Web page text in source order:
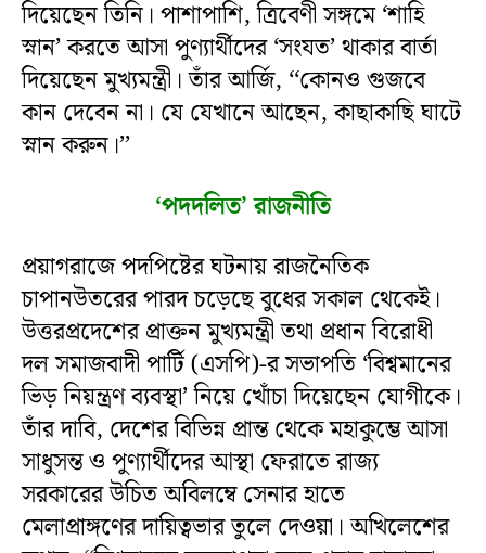
দিয়েছেন তিনি। পাশাপাশি, ত্রিবেণী সঙ্গমে ‘শাহি
স্নান’ করতে আসা পুণ্যার্থীদের ‘সংযত’ থাকার বার্তা
দিয়েছেন মুখ্যমন্ত্রী। তাঁর আর্জি, ‘‘কোনও গুজবে
কান দেবেন না। যে যেখানে আছেন, কাছাকাছি ঘাটে
স্নান করুন।’’
‘পদদলিত’ রাজনীতি
প্রয়াগরাজে পদপিষ্টের ঘটনায় রাজনৈতিক
চাপানউতরের পারদ চড়েছে বুধের সকাল থেকেই।
উত্তরপ্রদেশের প্রাক্তন মুখ্যমন্ত্রী তথা প্রধান বিরোধী
দল সমাজবাদী পার্টি (এসপি)-র সভাপতি ‘বিশ্বমানের
ভিড় নিয়ন্ত্রণ ব্যবস্থা’ নিয়ে খোঁচা দিয়েছেন যোগীকে।
তাঁর দাবি, দেশের বিভিন্ন প্রান্ত থেকে মহাকুম্ভে আসা
সাধুসন্ত ও পুণ্যার্থীদের আস্থা ফেরাতে রাজ্য
সরকারের উচিত অবিলম্বে সেনার হাতে
মেলাপ্রাঙ্গণের দায়িত্বভার তুলে দেওয়া। অখিলেশের